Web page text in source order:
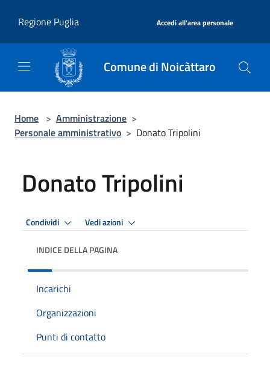
Regione Puglia
Accedi all'area personale
Comune di Noicàttaro
Home > Amministrazione >
Personale amministrativo > Donato Tripolini
Donato Tripolini
Condividi Vedi azioni
INDICE DELLA PAGINA
Incarichi
Organizzazioni
Punti di contatto